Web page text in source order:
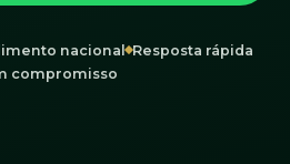
nacional Resposta rápida
compromisso